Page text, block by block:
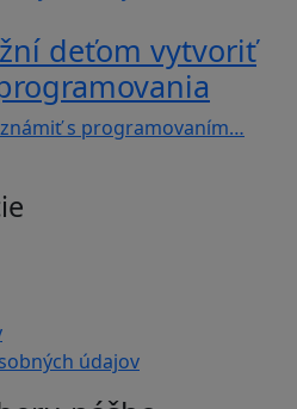
deťom vytvoriť
s programovaním…
údajov